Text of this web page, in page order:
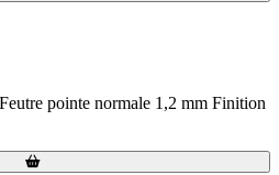
pointe normale 1,2 mm Finition